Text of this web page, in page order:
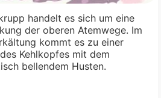
handelt es sich um eine
der oberen Atemwege. Im
kommt es zu einer
Kehlkopfes mit dem
bellendem Husten.